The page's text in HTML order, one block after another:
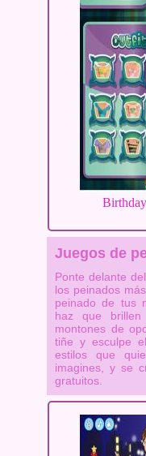
Juegos de
Ponte delante
los peinados
peinado de tus
haz que
montones de
tiñe y esculpe
estilos que
imagines, y se
gratuitos.